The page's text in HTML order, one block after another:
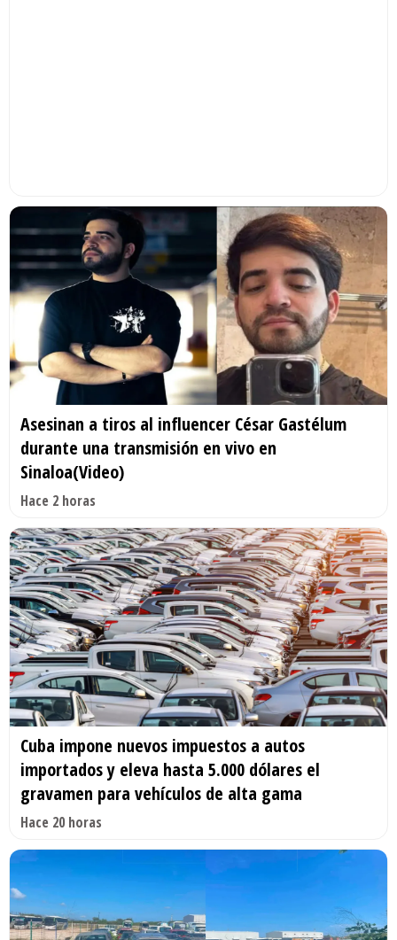
Asesinan a tiros al influencer César Gastélum
durante una transmisión en vivo en
Sinaloa(Video)
Hace 2 horas
Cuba impone nuevos impuestos a autos
importados y eleva hasta 5.000 dólares el
gravamen para vehículos de alta gama
Hace 20 horas